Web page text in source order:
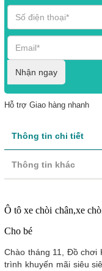
Nhận ngay
Hỗ trợ Giao hàng nhanh
Thông tin chi tiết
Thông tin khác
Ô tô xe chòi chân,xe
Cho bé
Chào tháng 11, Đồ chơi
trình khuyến mãi siêu